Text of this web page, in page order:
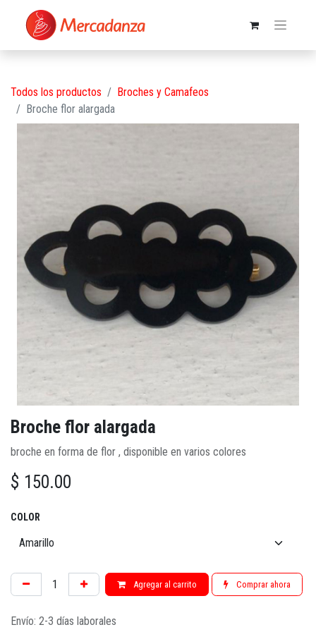
Todos los productos
Broches y Camafeos
Broche flor alargada
Broche flor alargada
broche en forma de flor , disponible en varios colores
$ 150.00
COLOR
Agregar al carrito Comprar ahora
Envío: 2-3 días laborales